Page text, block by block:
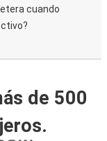
cuando
de 500